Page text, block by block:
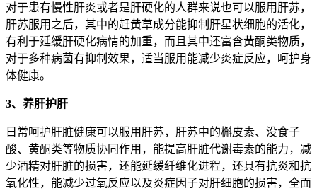
对于患有慢性肝炎或者是肝硬化的人群来说也可以服用肝苏，
肝苏服用之后，其中的赶黄草成分能抑制肝星状细胞的活化，
有利于延缓肝硬化病情的加重，而且其中还富含黄酮类物质，
对于多种病菌有抑制效果，适当服用能减少炎症反应，呵护身
体健康。
3、养肝护肝
日常呵护肝脏健康可以服用肝苏，肝苏中的槲皮素、没食子
酸、黄酮类等物质协同作用，能提高肝脏代谢毒素的能力，减
少酒精对肝脏的损害，还能延缓纤维化进程，还具有抗炎和抗
氧化性，能减少过氧反应以及炎症因子对肝细胞的损害，全面